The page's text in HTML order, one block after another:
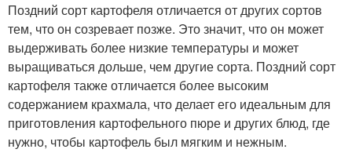
Поздний сорт картофеля отличается от других сортов
тем, что он созревает позже. Это значит, что он может
выдерживать более низкие температуры и может
выращиваться дольше, чем другие сорта. Поздний сорт
картофеля также отличается более высоким
содержанием крахмала, что делает его идеальным для
приготовления картофельного пюре и других блюд, где
нужно, чтобы картофель был мягким и нежным.